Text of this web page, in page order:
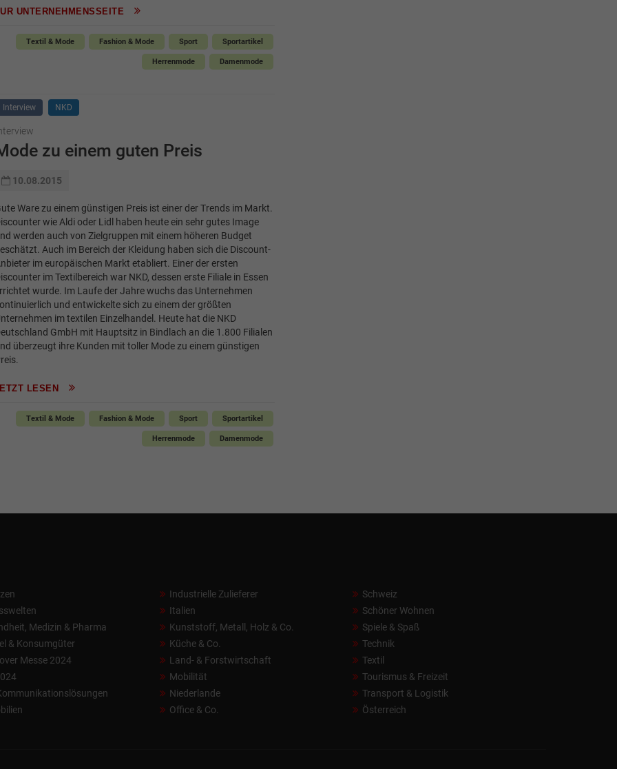
UNTERNEHMENSSEITE
Textil & Mode Fashion & Mode Sport Sportartikel
Herrenmode Damenmode
Interview NKD
zu einem guten Preis
10.08.2015
Ware zu einem günstigen Preis ist einer der Trends im Markt.
wie Aldi oder Lidl haben heute ein sehr gutes Image
werden auch von Zielgruppen mit einem höheren Budget
Auch im Bereich der Kleidung haben sich die Discount-
im europäischen Markt etabliert. Einer der ersten
im Textilbereich war NKD, dessen erste Filiale in Essen
wurde. Im Laufe der Jahre wuchs das Unternehmen
und entwickelte sich zu einem der größten
im textilen Einzelhandel. Heute hat die NKD
GmbH mit Hauptsitz in Bindlach an die 1.800 Filialen
überzeugt ihre Kunden mit toller Mode zu einem günstigen
LESEN
Textil & Mode Fashion & Mode Sport Sportartikel
Herrenmode Damenmode
Medizin & Pharma
& Konsumgüter
Messe 2024
Industrielle Zulieferer
Italien
Kunststoff, Metall, Holz & Co.
Küche & Co.
Land- & Forstwirtschaft
Mobilität
Niederlande
Office & Co.
Schweiz
Schöner Wohnen
Spiele & Spaß
Technik
Textil
Tourismus & Freizeit
Transport & Logistik
Österreich